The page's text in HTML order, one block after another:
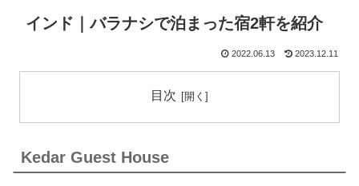
インド｜バラナシで泊まった宿2軒を紹介
2022.06.13 2023.12.11
目次
Kedar Guest House